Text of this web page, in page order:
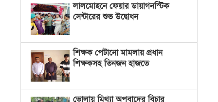
লালমোহনে ফেয়ার ডায়াগনস্টিক
সেন্টারের শুভ উদ্বোধন
শিক্ষক পেটানো মামলায় প্রধান
শিক্ষকসহ তিনজন হাজতে
ভোলায় মিথ্যা অপবাদের বিচার